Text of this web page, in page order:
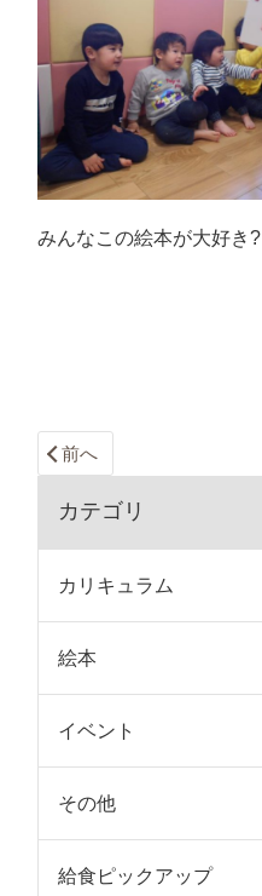
みんなこの絵本が大好き?
前へ
カテゴリ
カリキュラム
絵本
イベント
その他
給食ピックアップ